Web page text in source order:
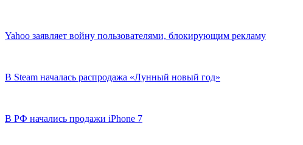
Yahoo заявляет войну пользователями, блокирующим рекламу
В Steam началась распродажа «Лунный новый год»
В РФ начались продажи iPhone 7